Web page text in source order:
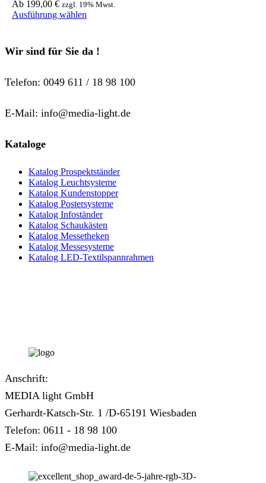
Ab 199,00 € zzgl. 19% Mwst.
Ausführung wählen
mehrere
Varianten
Die
Optionen
auf
Wir sind für Sie da !
Telefon: 0049 611 / 18 98 100
E-Mail: info@media-light.de
Kataloge
Katalog Prospektständer
Katalog Leuchtsysteme
Katalog Kundenstopper
Katalog Postersysteme
Katalog Infoständer
Katalog Schaukästen
Katalog Messetheken
Katalog Messesysteme
Katalog LED-Textilspannrahmen
Anschrift:
MEDIA light GmbH
Gerhardt-Katsch-Str. 1 /D-65191 Wiesbaden
Telefon: 0611 - 18 98 100
E-Mail: info@media-light.de